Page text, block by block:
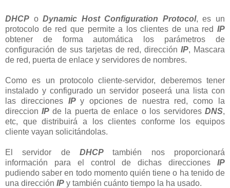
DHCP oDynamic Host Configuration Protocol, es un
protocolo de red que permite a los clientes de una red IP
obtener de forma automática los parámetros de
configuración de sus tarjetas de red, direcciónIP, Mascara
de red, puerta de enlace y servidores de nombres.
Como es un protocolo cliente-servidor, deberemos tener
instalado y configurado un servidor poseerá una lista con
las direcciones IPy opciones de nuestra red, como la
direccionIP de la puerta de enlace o los servidoresDNS,
etc, que distribuirá a los clientes conforme los equipos
cliente vayan solicitándolas.
El servidor de DHCPtambién nos proporcionará
información para el control de dichas direcciones IP
pudiendo saber en todo momento quién tiene o ha tenido de
una dirección IP y también cuánto tiempo la ha usado.